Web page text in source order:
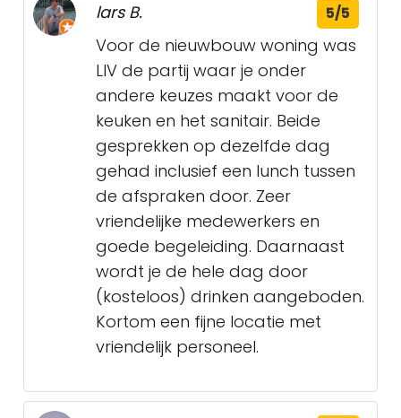
lars B. 5/5
Voor de nieuwbouw woning was
LIV de partij waar je onder
andere keuzes maakt voor de
keuken en het sanitair. Beide
gesprekken op dezelfde dag
gehad inclusief een lunch tussen
de afspraken door. Zeer
vriendelijke medewerkers en
goede begeleiding. Daarnaast
wordt je de hele dag door
(kosteloos) drinken aangeboden.
Kortom een fijne locatie met
vriendelijk personeel.